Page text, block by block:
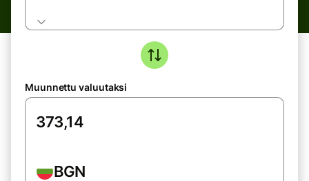
Muunnettu valuutaksi
BGN